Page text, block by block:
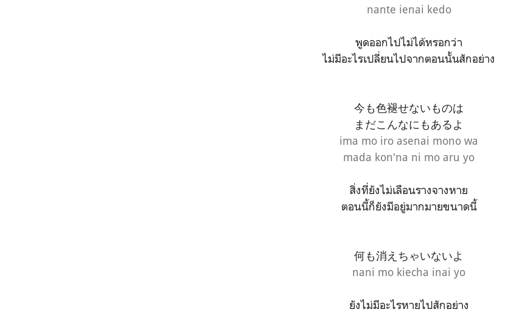
nante ienai kedo
พูดออกไปไม่ได้หรอกว่า
ไม่มีอะไรเปลี่ยนไปจากตอนนั้นสักอย่าง
今も色褪せないものは
まだこんなにもあるよ
ima mo iro asenai mono wa
mada kon'na ni mo aru yo
สิ่งที่ยังไม่เลือนรางจางหาย
ตอนนี้ก็ยังมีอยู่มากมายขนาดนี้
何も消えちゃいないよ
nani mo kiecha inai yo
ยังไม่มีอะไรหายไปสักอย่าง